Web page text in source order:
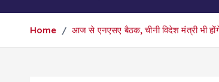
Home आज से एनएसए बैठक, चीनी विदेश मंत्री भी